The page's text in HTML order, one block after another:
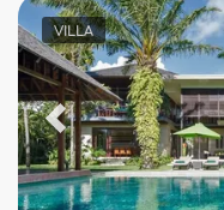
VILLA
Previous